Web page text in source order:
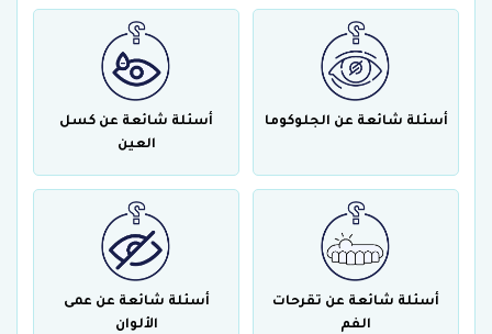
أسئلة شائعة عن الجلوكوما
أسئلة شائعة عن كسل
العين
أسئلة شائعة عن تقرحات
الفم
أسئلة شائعة عن عمى
الألوان